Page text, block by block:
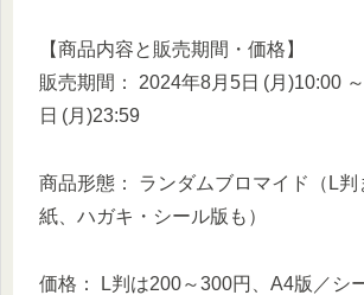
【商品内容と販売期間・価格】
販売期間： 2024年8月5日 (月)10:00
日 (月)23:59
商品形態： ランダムブロマイド（L判
紙、ハガキ・シール版も）
価格： L判は200～300円、A4版／シ